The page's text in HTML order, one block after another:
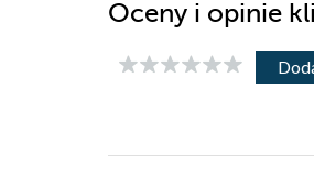
Oceny i opinie